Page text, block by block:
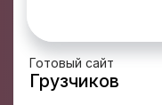
Готовый сайт
Грузчиков